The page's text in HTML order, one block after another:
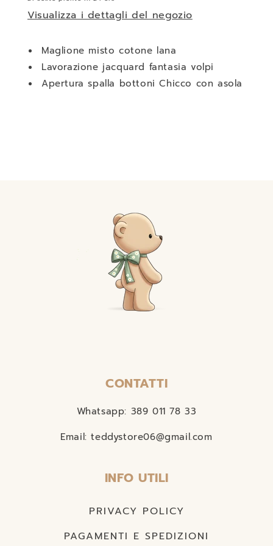
Visualizza i dettagli del negozio
Maglione misto cotone lana
Lavorazione jacquard fantasia volpi
Apertura spalla bottoni Chicco con asola
CONTATTI
Whatsapp: 389 011 78 33
Email: teddystore06@gmail.com
INFO UTILI
PRIVACY POLICY
PAGAMENTI E SPEDIZIONI